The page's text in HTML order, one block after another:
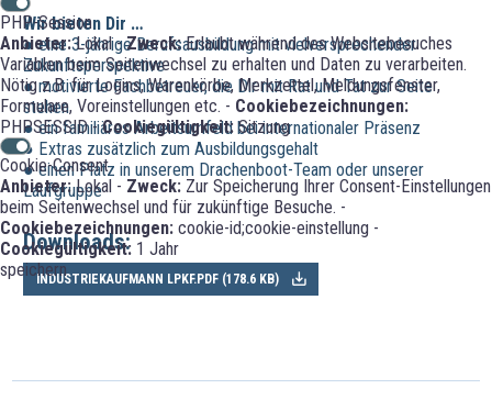
PHP-Session
Anbieter:Lokal -Zweck:Erlaubt während des Websitebesuches
Variablen beim Seitenwechsel zu erhalten und Daten zu verarbeiten.
Nötig z.B. für Logins, Warenkörbe, Merkzettel, Meldungsfenster,
Formulare, Voreinstellungen etc. - Cookiebezeichnungen:
PHPSESSID -Cookiegültigkeit:Sitzung
Cookie-Consent
Anbieter:Lokal - Zweck: Zur Speicherung Ihrer Consent-Einstellungen
beim Seitenwechsel und für zukünftige Besuche. -
Cookiebezeichnungen: cookie-id;cookie-einstellung -
Cookiegültigkeit: 1 Jahr
speichern
Wir bieten Dir …
● eine 3-jährige Berufsausbildung mit vielversprechender
Zukunftsperspektive
● motivierte Fachbetreuer, die Dir mit Rat und Tat zur Seite
stehen
● ein familiäres Arbeitsumfeld bei internationaler Präsenz
● Extras zusätzlich zum Ausbildungsgehalt
● einen Platz in unserem Drachenboot-Team oder unserer
Laufgruppe
Downloads:
INDUSTRIEKAUFMANN LPKF.PDF (178.6 KB)